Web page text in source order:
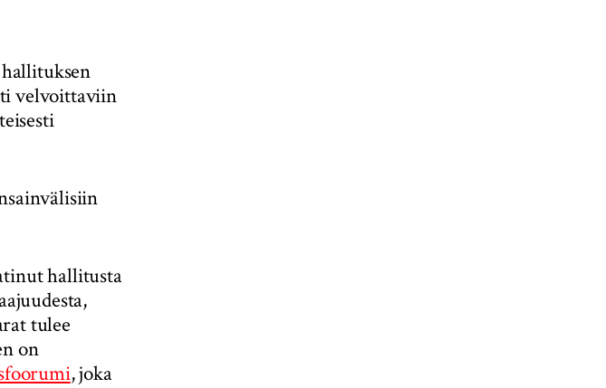
velvoittaviin
hallitusta
tulee
on
, joka